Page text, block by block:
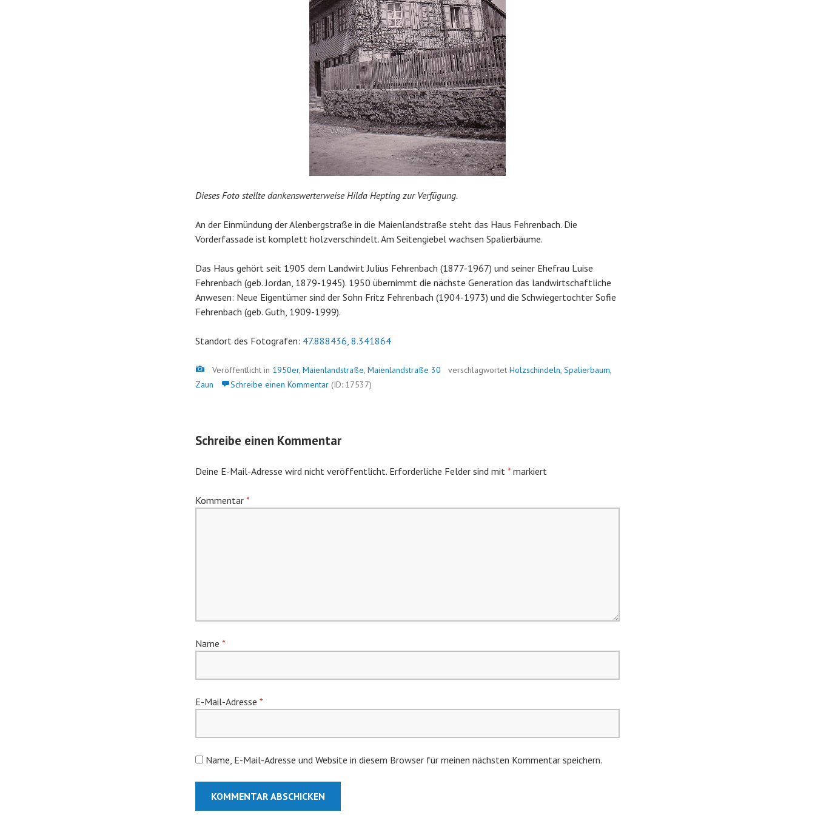
Dieses Foto stellte dankenswerterweise Hilda Hepting zur Verfügung.
An der Einmündung der Alenbergstraße in die Maienlandstraße steht das Haus Fehrenbach. Die
Vorderfassade ist komplett holzverschindelt. Am Seitengiebel wachsen Spalierbäume.
Das Haus gehört seit 1905 dem Landwirt Julius Fehrenbach (1877-1967) und seiner Ehefrau Luise
Fehrenbach (geb. Jordan, 1879-1945). 1950 übernimmt die nächste Generation das landwirtschaftliche
Anwesen: Neue Eigentümer sind der Sohn Fritz Fehrenbach (1904-1973) und die Schwiegertochter Sofie
Fehrenbach (geb. Guth, 1909-1999).
Standort des Fotografen: 47.888436, 8.341864
Bild
Veröffentlicht in 1950er, Maienlandstraße, Maienlandstraße 30 verschlagwortet Holzschindeln, Spalierbaum,
Zaun
Schreibe einen Kommentar (ID: 17537)
Schreibe einen Kommentar
Deine E-Mail-Adresse wird nicht veröffentlicht. Erforderliche Felder sind mit * markiert
Kommentar *
Name *
E-Mail-Adresse *
Name, E-Mail-Adresse und Website in diesem Browser für meinen nächsten Kommentar speichern.